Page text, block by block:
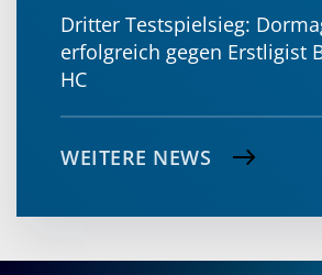
Dritter Testspielsieg:
erfolgreich gegen Erstligist
HC
WEITERE NEWS